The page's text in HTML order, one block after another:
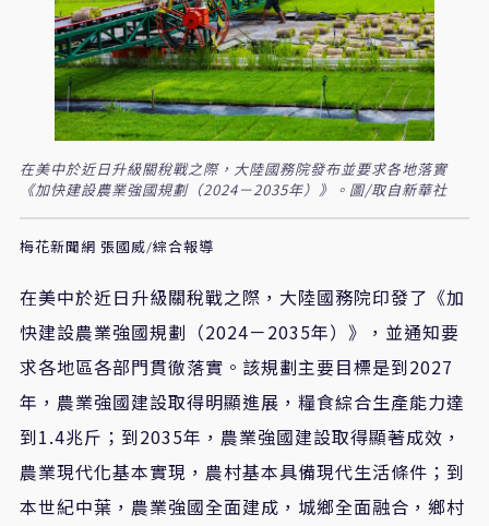
在美中於近日升級關稅戰之際，大陸國務院發布並要求各地落實
《加快建設農業強國規劃（2024－2035年）》。圖/取自新華社
梅花新聞網 張國威/綜合報導
在美中於近日升級關稅戰之際，大陸國務院印發了《加
快建設農業強國規劃（2024－2035年）》，並通知要
求各地區各部門貫徹落實。該規劃主要目標是到2027
年，農業強國建設取得明顯進展，糧食綜合生產能力達
到1.4兆斤；到2035年，農業強國建設取得顯著成效，
農業現代化基本實現，農村基本具備現代生活條件；到
本世紀中葉，農業強國全面建成，城鄉全面融合，鄉村